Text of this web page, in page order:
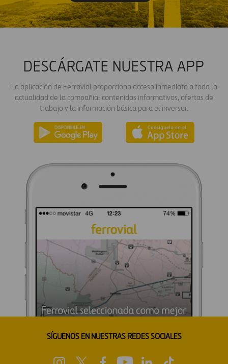
DESCÁRGATE NUESTRA APP
La aplicación de Ferrovial proporciona acceso inmediato a toda la
actualidad de la compañía: contenidos informativos, ofertas de
trabajo y la información básica para el inversor.
SÍGUENOS EN NUESTRAS REDES SOCIALES